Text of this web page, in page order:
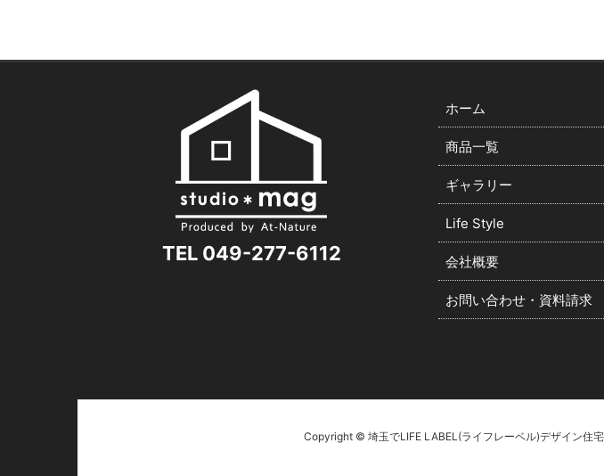
TEL 049-277-6112
ホーム
商品一覧
ギャラリー
Life Style
会社概要
お問い合わせ・資料請求
Copyright © 埼玉でLIFE LABEL(ライフレーベル)デザイン住